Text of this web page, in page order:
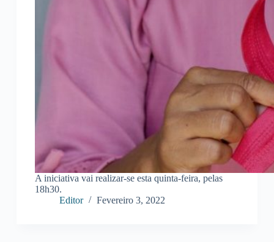
A iniciativa vai realizar-se esta quinta-feira, pelas
18h30.
Editor
Fevereiro 3, 2022